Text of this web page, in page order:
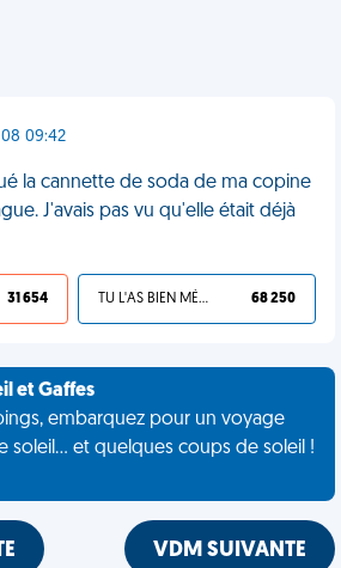
09:42
la cannette de soda de ma copine
J'avais pas vu qu'elle était déjà
31 654 TU L'AS BIEN MÉRITÉ 68 250
et Gaffes
embarquez pour un voyage
soleil... et quelques coups de soleil !
VDM SUIVANTE